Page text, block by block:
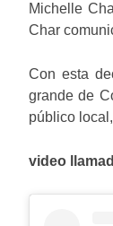
Michelle
Char
Con esta
grande de
público
video